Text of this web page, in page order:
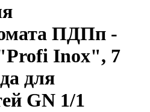
ПДПп -
Inox", 7
для
GN 1/1